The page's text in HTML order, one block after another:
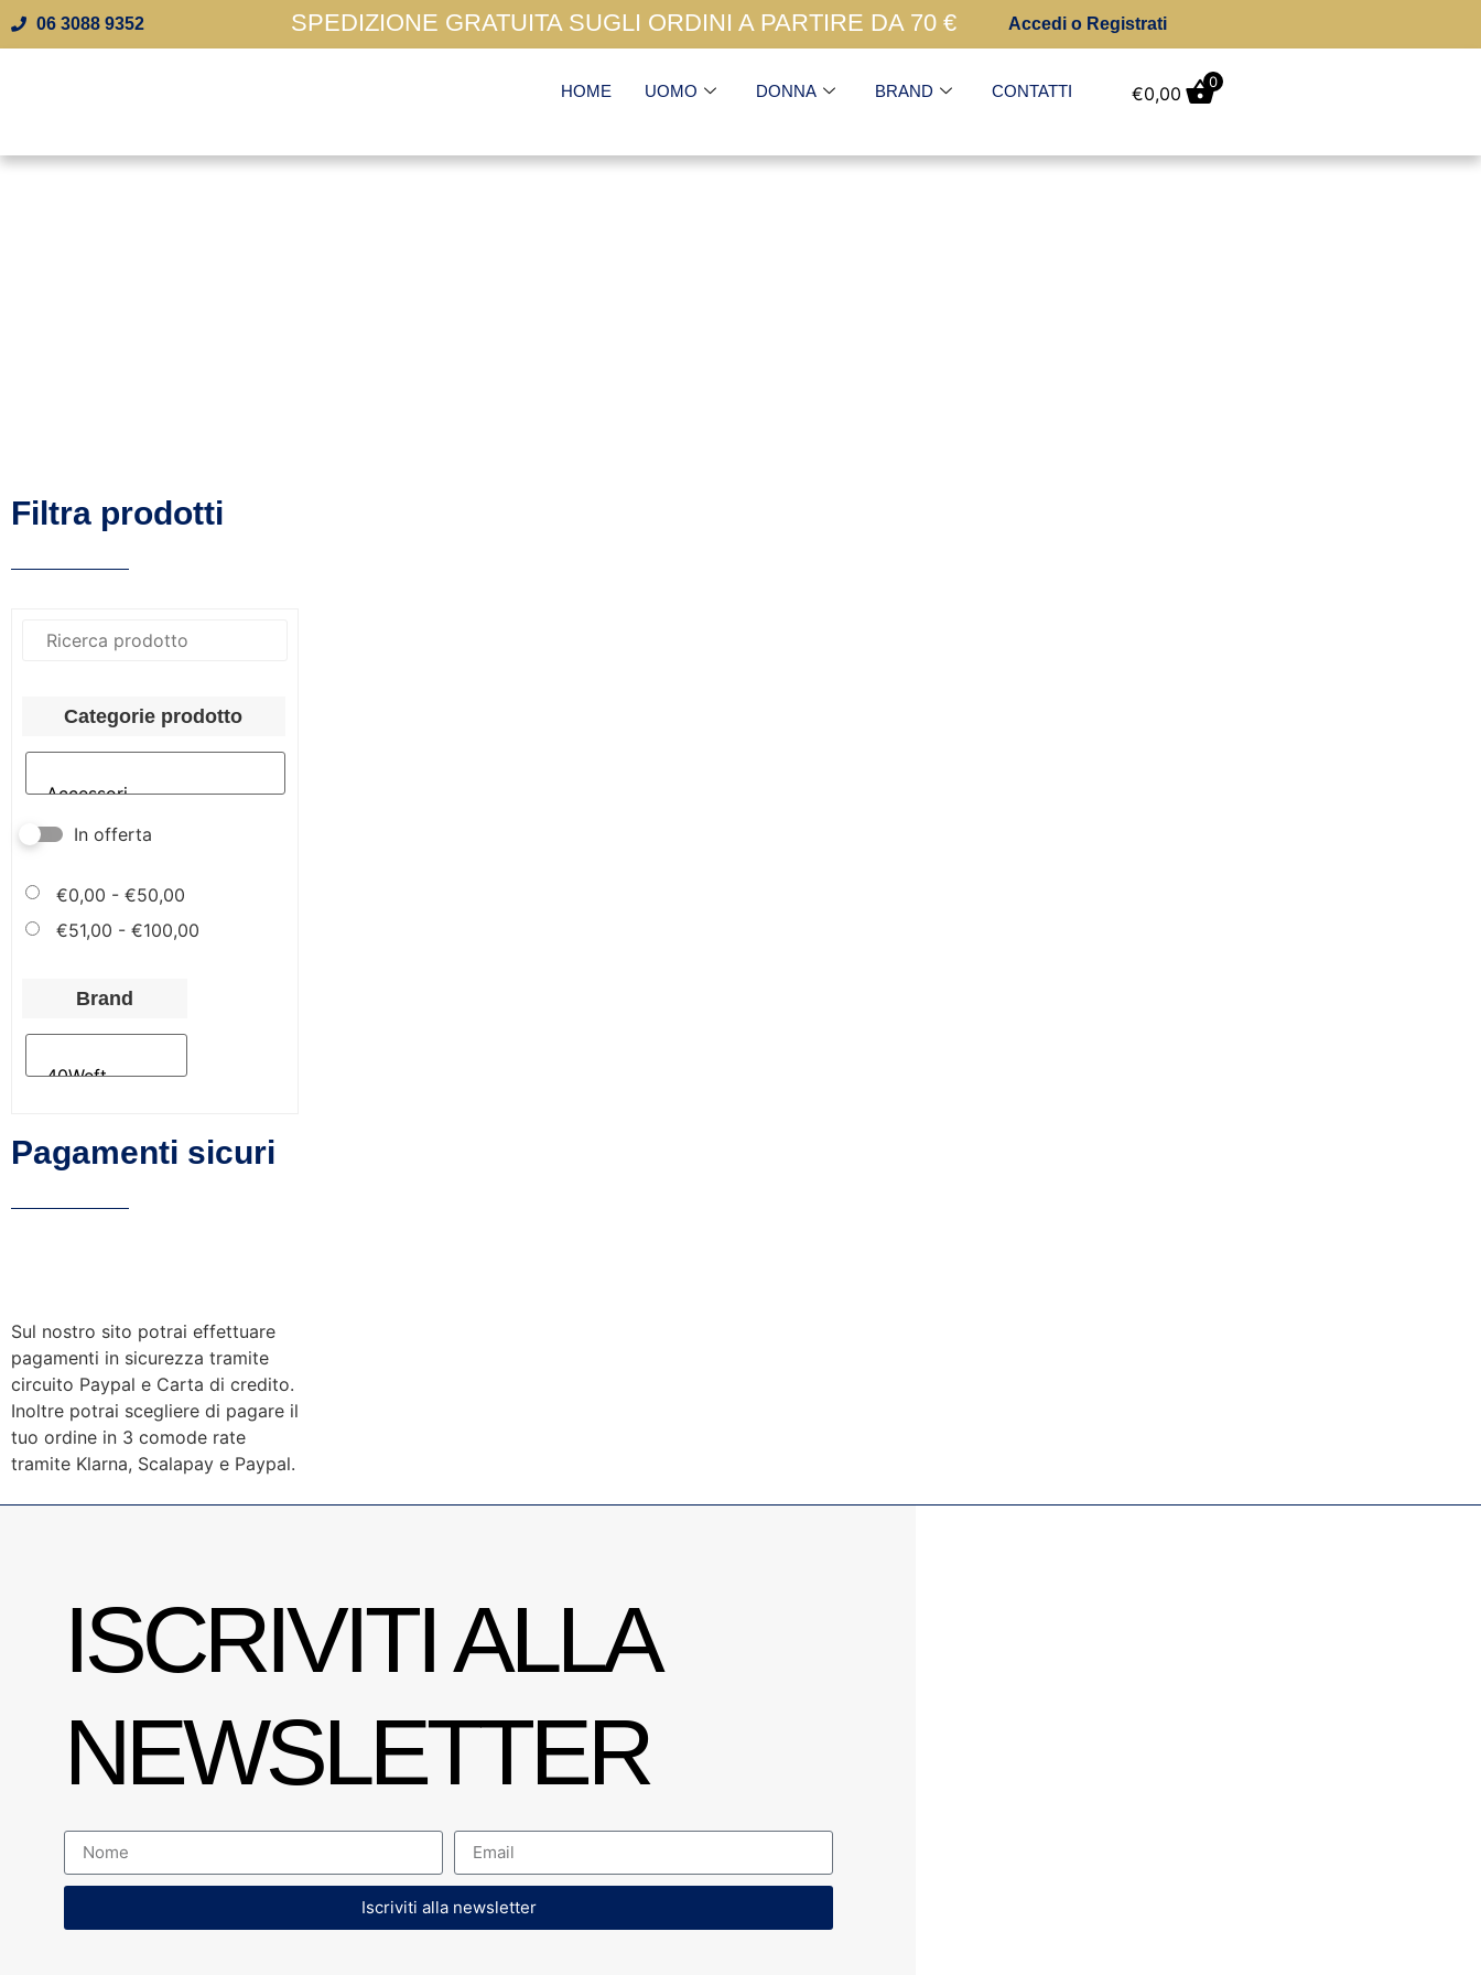
06 3088 9352 SPEDIZIONE GRATUITA SUGLI ORDINI A PARTIRE DA 70 € Accedi o Registrati
HOME UOMO DONNA BRAND CONTATTI €0,00
0
Filtra prodotti
Categorie prodotto
In offerta
€0,00 - €50,00
€51,00 - €100,00
Brand
Pagamenti sicuri
Sul nostro sito potrai effettuare
pagamenti in sicurezza tramite
circuito Paypal e Carta di credito.
Inoltre potrai scegliere di pagare il
tuo ordine in 3 comode rate
tramite Klarna, Scalapay e Paypal.
ISCRIVITI ALLA
NEWSLETTER
Iscriviti alla newsletter